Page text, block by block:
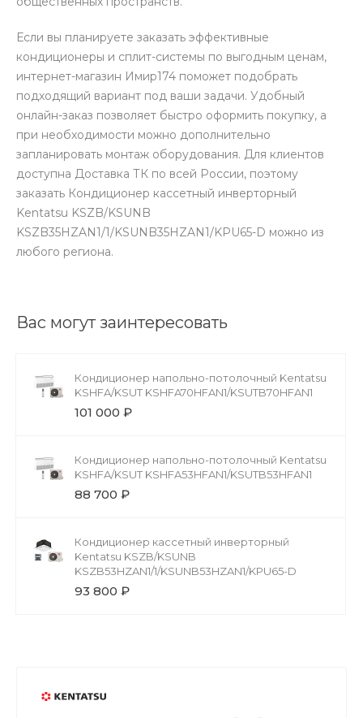
Если вы планируете заказать эффективные
кондиционеры и сплит-системы по выгодным ценам,
интернет-магазин Имир174 поможет подобрать
подходящий вариант под ваши задачи. Удобный
онлайн-заказ позволяет быстро оформить покупку, а
при необходимости можно дополнительно
запланировать монтаж оборудования. Для клиентов
доступна Доставка ТК по всей России, поэтому
заказать Кондиционер кассетный инверторный
Kentatsu KSZB/KSUNB
KSZB35HZAN1/1/KSUNB35HZAN1/KPU65-D можно из
любого региона.
Вас могут заинтересовать
Кондиционер напольно-потолочный Kentatsu
KSHFA/KSUT KSHFA70HFAN1/KSUTB70HFAN1
101 000 ₽
Кондиционер напольно-потолочный Kentatsu
KSHFA/KSUT KSHFA53HFAN1/KSUTB53HFAN1
88 700 ₽
Кондиционер кассетный инверторный
Kentatsu KSZB/KSUNB
KSZB53HZAN1/1/KSUNB53HZAN1/KPU65-D
93 800 ₽